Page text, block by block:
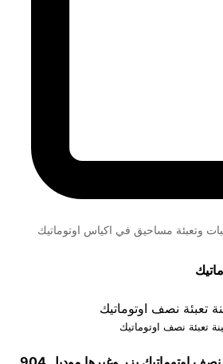
وتعبئة مساحيق في اكياس اوتوماتيك
تعبئة نصف اوتوماتيك